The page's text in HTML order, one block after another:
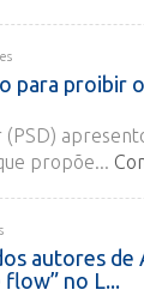
para proibir
propõe...
autores de
no L...